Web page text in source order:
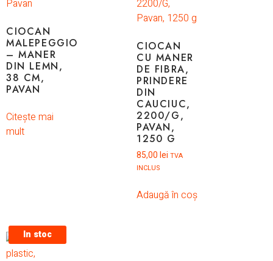
CIOCAN
MALEPEGGIO
– MANER
DIN LEMN,
38 CM,
PAVAN
Citește mai
mult
CIOCAN
CU MANER
DE FIBRA,
PRINDERE
DIN
CAUCIUC,
2200/G,
PAVAN,
1250 G
85,00 lei TVA
INCLUS
Adaugă în coș
In stoc